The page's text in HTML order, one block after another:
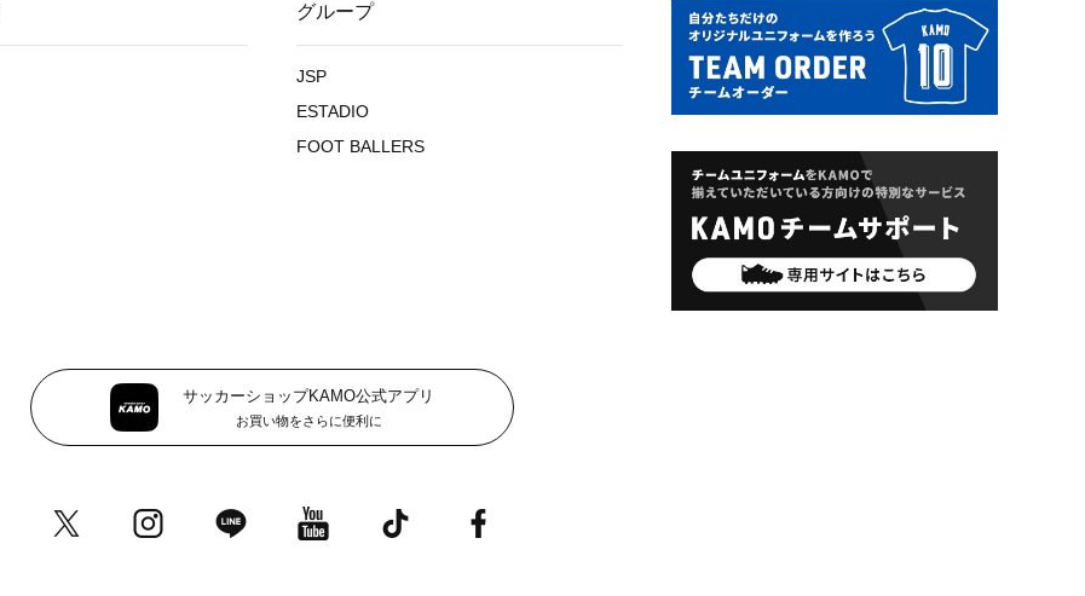
グループ
JSP
ESTADIO
FOOT BALLERS
サッカーショップKAMO公式アプリ
お買い物をさらに便利に